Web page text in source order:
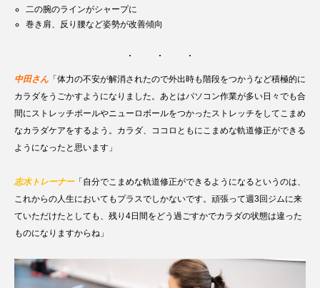
二の腕のラインがシャープに
巻き肩、反り腰など姿勢が改善傾向
中田さん 「体力の不安が解消されたので外出時も階段をつかうなど積極的に
カラダをうごかすようになりました。あとはパソコン作業が多い日々でも合
間にストレッチポールやニューロボールをつかったストレッチをしてこまめ
なカラダケアをするよう。カラダ、ココロともにこまめな軌道修正ができる
ようになったと思います」
志水トレーナー「自分でこまめな軌道修正ができるようになるというのは、
これからの人生においてもプラスでしかないです。頑張って週3回ジムに来
ていただけたとしても、残り4日間をどう過ごすかでカラダの状態は違った
ものになりますからね」